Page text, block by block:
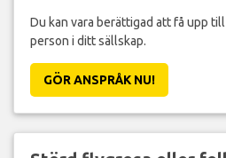
Du kan vara berättigad att få upp
person i ditt sällskap.
GÖR ANSPRÅK NU!